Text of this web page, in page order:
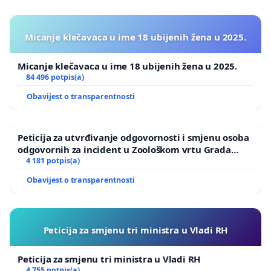
mjestu netko pljuje u lice, a on mu mora na tome
još ponizno zahvaliti. Zamišljam takvog liječnika,
automehaničara, radnika u tvornici, trgovca,
bankara i sve ostale.
Tko bi od njih to trpio?! Bi li odvjetnici to trpjeli?! Bi li
Ni u najgoroj noćnoj mori!
Stop bezobrazluku!
Stop nepoštovanju!
učenici ili učitelji!
Micanje klečavaca u ime 18 ubijenih žena u 2025.
Micanje klečavaca u ime 18 ubijenih žena u 2025.
84 496 potpis(a)
Obavijest o transparentnosti
Peticija za utvrđivanje odgovornosti i smjenu osoba
odgovornih za incident u Zoološkom vrtu Grada
Zagreba
4 181 potpis(a)
Obavijest o transparentnosti
Peticija za smjenu tri ministra u Vladi RH
Peticija za smjenu tri ministra u Vladi RH